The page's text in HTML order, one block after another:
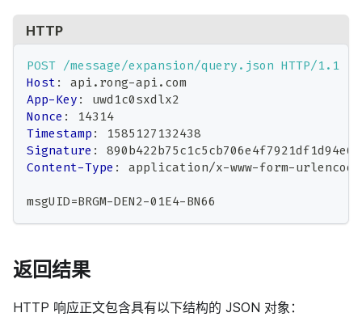
HTTP
POST /message/expansion/query.json HTTP/1.1
Host :
api.rong-api.com
App-Key :
uwd1c0sxdlx2
Nonce :
14314
Timestamp :
1585127132438
Signature :
Content-Type : application/x-www-form-
msgUID=BRGM-DEN2-01E4-BN66
返回结果
HTTP 响应正文包含具有以下结构的 JSON 对象：